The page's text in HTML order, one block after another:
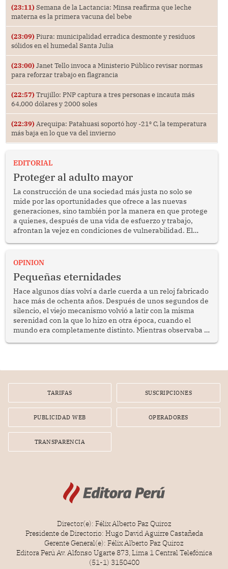
(23:11) Semana de la Lactancia: Minsa reafirma que leche
materna es la primera vacuna del bebe
(23:09) Piura: municipalidad erradica desmonte y residuos
sólidos en el humedal Santa Julia
(23:00) Janet Tello invoca a Ministerio Público revisar normas
para reforzar trabajo en flagrancia
(22:57) Trujillo: PNP captura a tres personas e incauta más
64,000 dólares y 2000 soles
(22:39) Arequipa: Patahuasi soportó hoy -21⁰ C, la temperatura
más baja en lo que va del invierno
EDITORIAL
Proteger al adulto mayor
La construcción de una sociedad más justa no solo se
mide por las oportunidades que ofrece a las nuevas
generaciones, sino también por la manera en que protege
a quienes, después de una vida de esfuerzo y trabajo,
afrontan la vejez en condiciones de vulnerabilidad. El
bimestrales el subsidio que reciben los beneficiarios del
reflexionar sobre la importancia de fortalecer las políticas
públicas dirigidas a los adultos mayores en pobreza.
OPINION
Pequeñas eternidades
Hace algunos días volví a darle cuerda a un reloj fabricado
hace más de ochenta años. Después de unos segundos de
silencio, el viejo mecanismo volvió a latir con la misma
serenidad con la que lo hizo en otra época, cuando el
mundo era completamente distinto. Mientras observaba el
TARIFAS SUSCRIPCIONES
PUBLICIDAD WEB OPERADORES
TRANSPARENCIA
Director(e): Félix Alberto Paz Quiroz
Presidente de Directorio: Hugo David Aguirre Castañeda
Gerente General(e): Félix Alberto Paz Quiroz
Editora Perú Av. Alfonso Ugarte 873, Lima 1 Central Telefónica
(51-1) 3150400